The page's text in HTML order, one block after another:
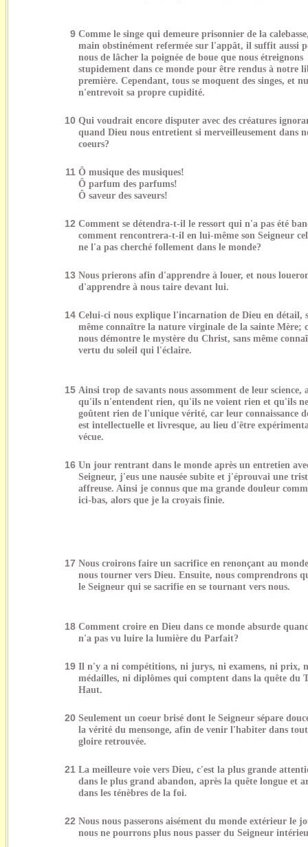
9 Comme le singe qui demeure prisonnier de la
main obstinément refermée sur l'appât, il suffit aussi
nous de lâcher la poignée de boue que nous étreignons
stupidement dans ce monde pour être rendus à notre
première. Cependant, tous se moquent des singes, et
n'entrevoit sa propre cupidité.
10 Qui voudrait encore disputer avec des créatures
quand Dieu nous entretient si merveilleusement dans
coeurs?
11 Ô musique des musiques!
Ô parfum des parfums!
Ô saveur des saveurs!
12 Comment se détendra-t-il le ressort qui n'a pas été
comment rencontrera-t-il en lui-même son Seigneur
ne l'a pas cherché follement dans le monde?
13 Nous prierons afin d'apprendre à louer, et nous
d'apprendre à nous taire devant lui.
14 Celui-ci nous explique l'incarnation de Dieu en détail,
même connaître la nature virginale de la sainte Mère;
nous démontre le mystère du Christ, sans même
vertu du soleil qui l'éclaire.
15 Ainsi trop de savants nous assomment de leur science,
qu'ils n'entendent rien, qu'ils ne voient rien et qu'ils ne
goûtent rien de l'unique vérité, car leur connaissance
est intellectuelle et livresque, au lieu d'être
vécue.
16 Un jour rentrant dans le monde après un entretien
Seigneur, j'eus une nausée subite et j'éprouvai une
affreuse. Ainsi je connus que ma grande douleur
ici-bas, alors que je la croyais finie.
17 Nous croirons faire un sacrifice en renonçant au
nous tourner vers Dieu. Ensuite, nous comprendrons
le Seigneur qui se sacrifie en se tournant vers nous.
18 Comment croire en Dieu dans ce monde absurde
n'a pas vu luire la lumière du Parfait?
19 Il n'y a ni compétitions, ni jurys, ni examens, ni prix,
médailles, ni diplômes qui comptent dans la quête du
Haut.
20 Seulement un coeur brisé dont le Seigneur sépare
la vérité du mensonge, afin de venir l'habiter dans
gloire retrouvée.
21 La meilleure voie vers Dieu, c'est la plus grande
dans le plus grand abandon, après la quête longue et
dans les ténèbres de la foi.
22 Nous nous passerons aisément du monde extérieur le
nous ne pourrons plus nous passer du Seigneur